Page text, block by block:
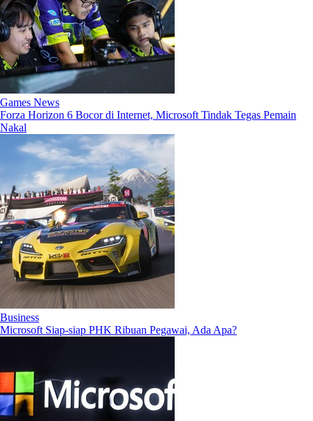
Games News
Forza Horizon 6 Bocor di Internet, Microsoft Tindak Tegas Pemain
Nakal
Business
Microsoft Siap-siap PHK Ribuan Pegawai, Ada Apa?